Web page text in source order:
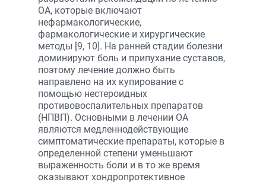
ОА, которые включают
нефармакологические,
фармакологические и хирургические
методы [9, 10]. На ранней стадии болезни
доминируют боль и припухание суставов,
поэтому лечение должно быть
направлено на их купирование с
помощью нестероидных
противовоспалительных препаратов
(НПВП). Основными в лечении ОА
являются медленнодействующие
симптоматические препараты, которые в
определенной степени уменьшают
выраженность боли и в то же время
оказывают хондропротективное